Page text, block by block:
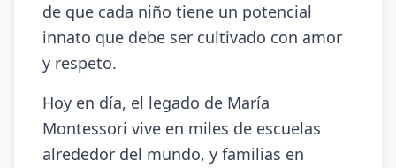
de que cada niño tiene un potencial
innato que debe ser cultivado con amor
y respeto.
Hoy en día, el legado de María
Montessori vive en miles de escuelas
alrededor del mundo, y familias en